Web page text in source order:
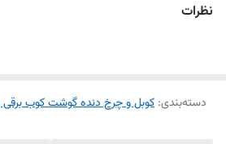
تیغه‌های تیز و با دوام
نظرات
دسته‌بندی: کوبل و چرخ دنده گوشت کوب